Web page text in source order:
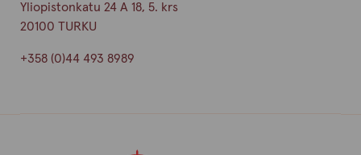
Yliopistonkatu 24 A 18, 5. krs
20100 TURKU
+358 (0)44 493 8989